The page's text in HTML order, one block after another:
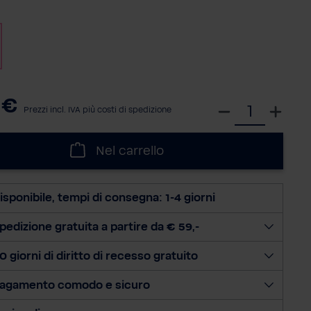
Prezzi incl. IVA più costi di spedizione
z
n
l
q
Nel carrello
tempi di consegna: 1-4 giorni
gratuita a partire da € 59,-
giorni di diritto di recesso gratuito
comodo e sicuro